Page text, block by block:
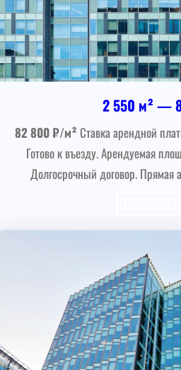
2 550 м² —
82 800 ₽/м² Ставка арендной
Готово к въезду. Арендуемая
Долгосрочный договор. Прямая